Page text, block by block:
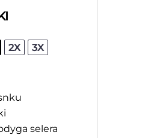
2X 3X
selera